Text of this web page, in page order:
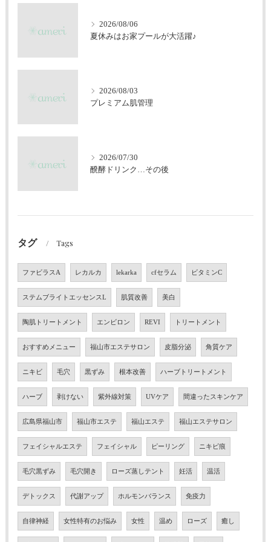
2026/08/06
夏休みはお家プールが大活躍♪
2026/08/03
プレミアム肌管理
2026/07/30
醗酵ドリンク…その後
タグ Tags
ファビラスA レカルカ lekarka cfセラム ビタミンC
ステムブライトエッセンスL 肌質改善 美白
陶肌トリートメント エンビロン REVI トリートメント
おすすめメニュー 福山市エステサロン 皮脂分泌 角質ケア
ニキビ 毛穴 黒ずみ 根本改善 ハーブトリートメント
ハーブ 剥けない 紫外線対策 UVケア 間違ったスキンケア
広島県福山市 福山市エステ 福山エステ 福山エステサロン
フェイシャルエステ フェイシャル ピーリング ニキビ痕
毛穴黒ずみ 毛穴開き ローズ蒸しテント 妊活 温活
デトックス 代謝アップ ホルモンバランス 免疫力
自律神経 女性特有のお悩み 女性 温め ローズ 癒し